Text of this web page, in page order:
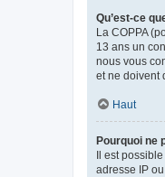
Qu’est-ce
La COPPA
13 ans un
nous vous
et ne doivent
Haut
Pourquoi ne
Il est
adresse IP